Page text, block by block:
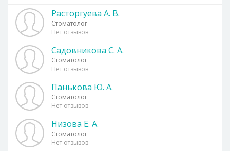
Расторгуева А. В.
Стоматолог
Нет отзывов
Садовникова С. А.
Стоматолог
Нет отзывов
Панькова Ю. А.
Стоматолог
Нет отзывов
Низова Е. А.
Стоматолог
Нет отзывов